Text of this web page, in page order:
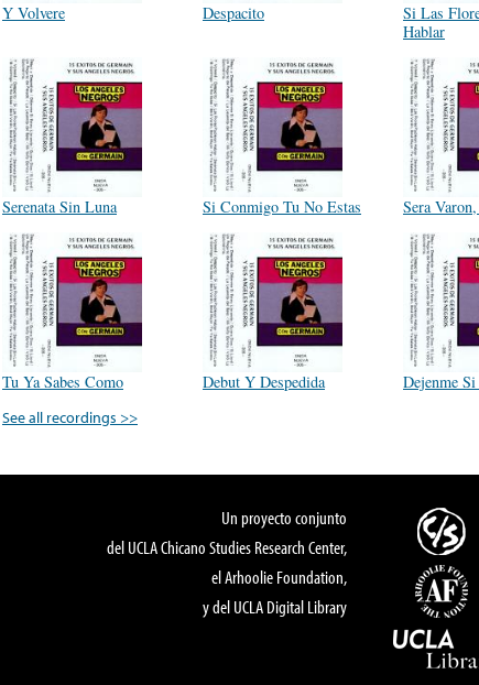
Y Volvere Despacito
Si Las
Hablar
Serenata Sin Luna Si Conmigo Tu No Estas Sera
Tu Ya Sabes Como Debut Y Despedida
Dejenme
See all recordings >>
Un proyecto conjunto
del UCLA Chicano Studies Research Center,
el Arhoolie Foundation,
y del UCLA Digital Library